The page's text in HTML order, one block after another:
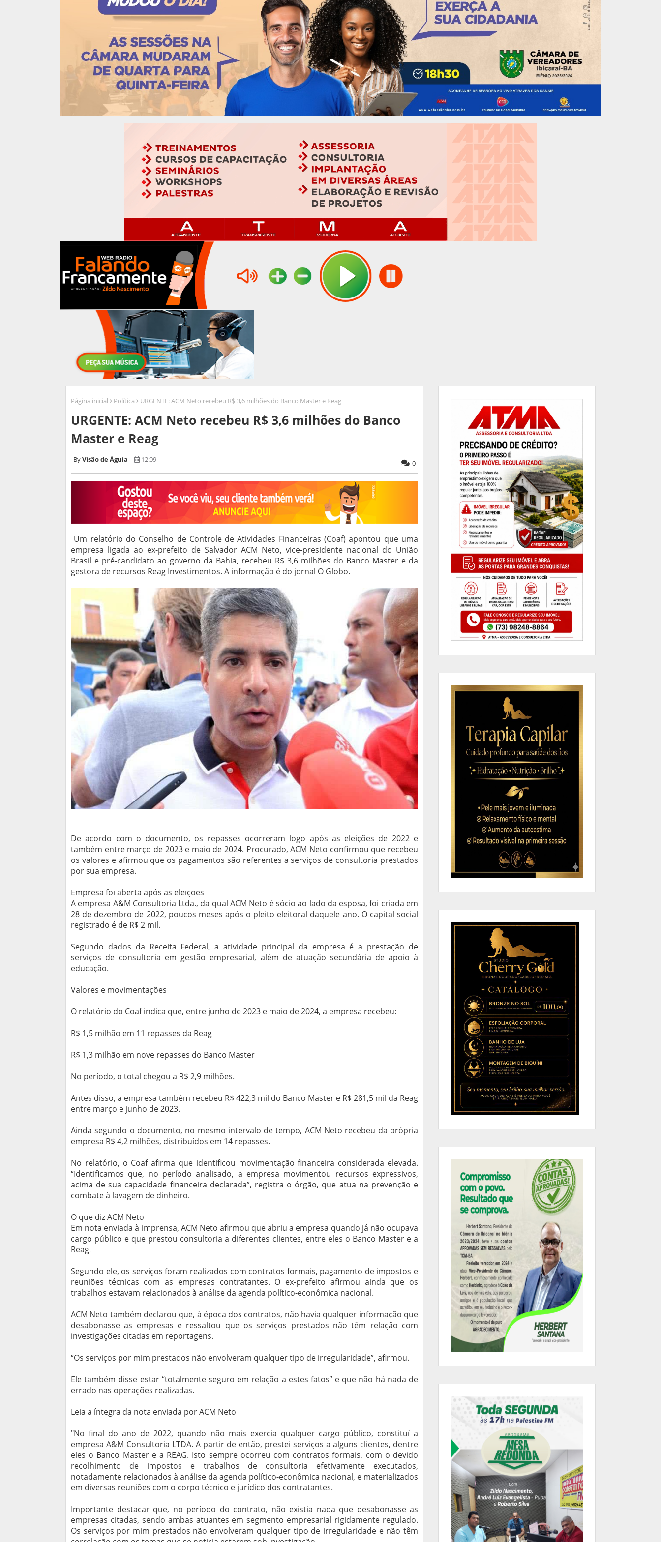
Página inicial Política URGENTE: ACM Neto recebeu R$ 3,6 milhões do Banco Master e Reag
URGENTE: ACM Neto recebeu R$ 3,6 milhões do Banco
Master e Reag
Visão de Águia 12:09 0
Um relatório do Conselho de Controle de Atividades Financeiras (Coaf) apontou que uma
empresa ligada ao ex-prefeito de Salvador ACM Neto, vice-presidente nacional do União
Brasil e pré-candidato ao governo da Bahia, recebeu R$ 3,6 milhões do Banco Master e da
gestora de recursos Reag Investimentos. A informação é do jornal O Globo.
De acordo com o documento, os repasses ocorreram logo após as eleições de 2022 e
também entre março de 2023 e maio de 2024. Procurado, ACM Neto confirmou que recebeu
os valores e afirmou que os pagamentos são referentes a serviços de consultoria prestados
por sua empresa.
Empresa foi aberta após as eleições
A empresa A&M Consultoria Ltda., da qual ACM Neto é sócio ao lado da esposa, foi criada em
28 de dezembro de 2022, poucos meses após o pleito eleitoral daquele ano. O capital social
registrado é de R$ 2 mil.
Segundo dados da Receita Federal, a atividade principal da empresa é a prestação de
serviços de consultoria em gestão empresarial, além de atuação secundária de apoio à
educação.
Valores e movimentações
O relatório do Coaf indica que, entre junho de 2023 e maio de 2024, a empresa recebeu:
R$ 1,5 milhão em 11 repasses da Reag
R$ 1,3 milhão em nove repasses do Banco Master
No período, o total chegou a R$ 2,9 milhões.
Antes disso, a empresa também recebeu R$ 422,3 mil do Banco Master e R$ 281,5 mil da Reag
entre março e junho de 2023.
Ainda segundo o documento, no mesmo intervalo de tempo, ACM Neto recebeu da própria
empresa R$ 4,2 milhões, distribuídos em 14 repasses.
No relatório, o Coaf afirma que identificou movimentação financeira considerada elevada.
“Identificamos que, no período analisado, a empresa movimentou recursos expressivos,
acima de sua capacidade financeira declarada”, registra o órgão, que atua na prevenção e
combate à lavagem de dinheiro.
O que diz ACM Neto
Em nota enviada à imprensa, ACM Neto afirmou que abriu a empresa quando já não ocupava
cargo público e que prestou consultoria a diferentes clientes, entre eles o Banco Master e a
Reag.
Segundo ele, os serviços foram realizados com contratos formais, pagamento de impostos e
reuniões técnicas com as empresas contratantes. O ex-prefeito afirmou ainda que os
trabalhos estavam relacionados à análise da agenda político-econômica nacional.
ACM Neto também declarou que, à época dos contratos, não havia qualquer informação que
desabonasse as empresas e ressaltou que os serviços prestados não têm relação com
investigações citadas em reportagens.
“Os serviços por mim prestados não envolveram qualquer tipo de irregularidade”, afirmou.
Ele também disse estar “totalmente seguro em relação a estes fatos” e que não há nada de
errado nas operações realizadas.
Leia a íntegra da nota enviada por ACM Neto
"No final do ano de 2022, quando não mais exercia qualquer cargo público, constituí a
empresa A&M Consultoria LTDA. A partir de então, prestei serviços a alguns clientes, dentre
eles o Banco Master e a REAG. Isto sempre ocorreu com contratos formais, com o devido
recolhimento de impostos e trabalhos de consultoria efetivamente executados,
notadamente relacionados à análise da agenda político-econômica nacional, e materializados
em diversas reuniões com o corpo técnico e jurídico dos contratantes.
Importante destacar que, no período do contrato, não existia nada que desabonasse as
empresas citadas, sendo ambas atuantes em segmento empresarial rigidamente regulado.
Os serviços por mim prestados não envolveram qualquer tipo de irregularidade e não têm